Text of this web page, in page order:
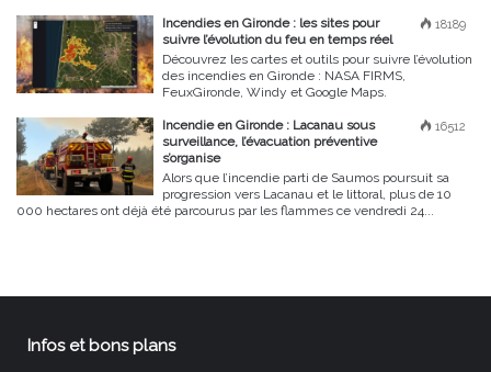
18189
Incendies en Gironde : les sites pour
suivre l’évolution du feu en temps réel
Découvrez les cartes et outils pour suivre l’évolution
des incendies en Gironde : NASA FIRMS,
FeuxGironde, Windy et Google Maps.
16512
Incendie en Gironde : Lacanau sous
surveillance, l’évacuation préventive
s’organise
Alors que l’incendie parti de Saumos poursuit sa
progression vers Lacanau et le littoral, plus de 10
000 hectares ont déjà été parcourus par les flammes ce vendredi 24...
Infos et bons plans